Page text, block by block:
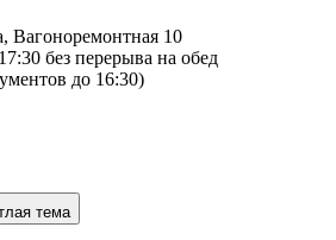
Вагоноремонтная 10
без перерыва на обед
до 16:30)
тема